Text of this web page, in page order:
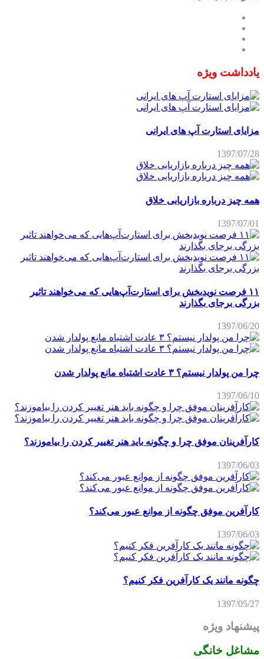
یادداشت ویژه
مزایای استارت آپ های ایرانی
1397/07/28
همه چیز درباره بازاریابی خلاق
1397/07/01
۱۱ فرصت نویدبخش برای استارت‌آپ‌هایی که می‌خواهند تاثیر
بزرگی برجای بگذارند
1397/06/20
چرا من پولدار نیستم؟ ۳ عادت اشتباه مانع پولدار شدن
1397/06/10
کارآفرینان موفق چرا و چگونه باید هنر تغییر کردن را بیاموزند؟
1397/06/03
کارآفرین موفق چگونه از موانع عبور می‌کند؟
1397/06/03
چگونه مانند یک کارآفرین فکر کنیم؟
1397/05/27
پیشنهاد ویژه
مشاغل خانگی